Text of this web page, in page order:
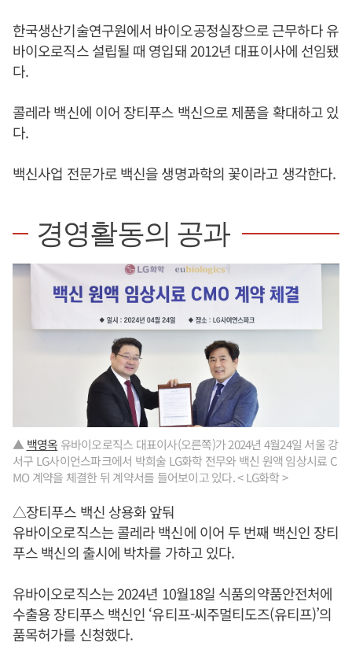
한국생산기술연구원에서 바이오공정실장으로 근무하다 유
바이오로직스 설립될 때 영입돼 2012년 대표이사에 선임됐
다.
콜레라 백신에 이어 장티푸스 백신으로 제품을 확대하고 있
다.
백신사업 전문가로 백신을 생명과학의 꽃이라고 생각한다.
경영활동의 공과
▲ 백영옥 유바이오로직스 대표이사(오른쪽)가 2024년 4월24일 서울 강
서구 LG사이언스파크에서 박희술 LG화학 전무와 백신 원액 임상시료 C
MO 계약을 체결한 뒤 계약서를 들어보이고 있다. < LG화학 >
△장티푸스 백신 상용화 앞둬
유바이오로직스는 콜레라 백신에 이어 두 번째 백신인 장티
푸스 백신의 출시에 박차를 가하고 있다.
유바이오로직스는 2024년 10월18일 식품의약품안전처에
수출용 장티푸스 백신인 ‘유티프-씨주멀티도즈(유티프)’의
품목허가를 신청했다.